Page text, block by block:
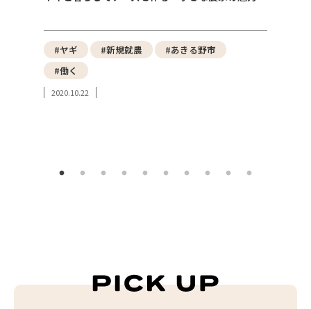
#ヤギ #新規就農
#あきる野市
#働く
2020.10.22